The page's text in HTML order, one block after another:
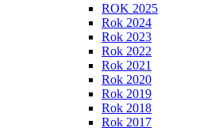
ROK 2025
Rok 2024
Rok 2023
Rok 2022
Rok 2021
Rok 2020
Rok 2019
Rok 2018
Rok 2017